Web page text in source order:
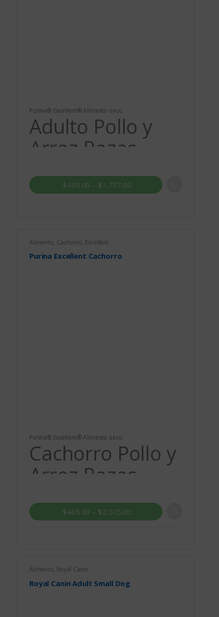
Purina® Excellent® Alimento seco
Adulto Pollo y
Arroz Razas
Medianas y
Grandes
$430.00 – $1,737.00
Alimento, Cachorro, Excellent
Purina Excellent Cachorro
Purina® Excellent® Alimento seco
Cachorro Pollo y
Arroz Razas
Medianas y
Grandes
$465.00 – $2,075.00
Alimento, Royal Canin
Royal Canin Adult Small Dog